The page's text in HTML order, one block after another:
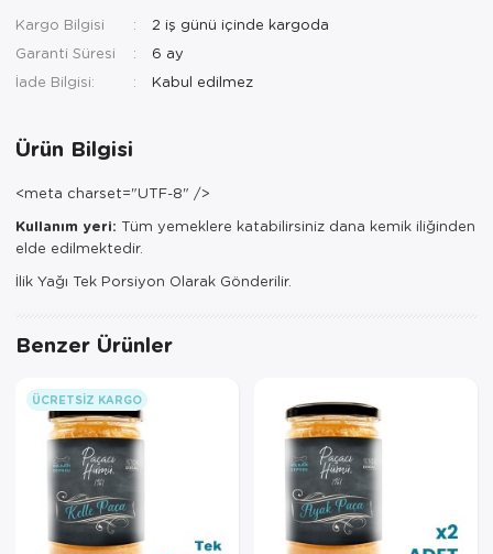
Kargo Bilgisi
2 iş günü içinde kargoda
Garanti Süresi
6 ay
İade Bilgisi:
Ürün Bilgisi
<meta charset="UTF-8" />
Kullanım yeri: Tüm yemeklere katabilirsiniz dana kemik iliğinden
elde edilmektedir.
İlik Yağı Tek Porsiyon Olarak Gönderilir.
Benzer Ürünler
ÜCRETSIZ KARGO